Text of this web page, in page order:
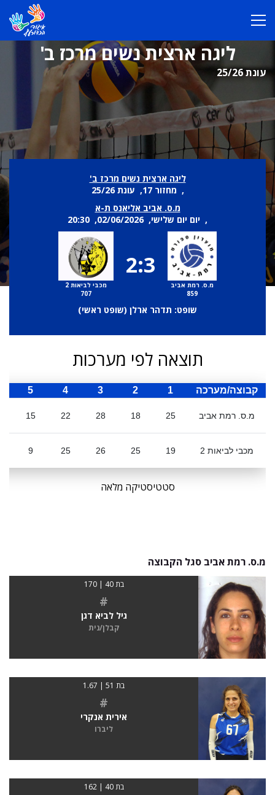
ליגה ארצית נשים מרכז ב'
עונת 25/26
ליגה ארצית נשים מרכז ב'
, מחזור 17, עונת 25/26
מ.ס. אביב אליאנס ת-א
, יום יום שלישי, 02/06/2026, 20:30
מ.ס. רמת אביב
859
2:3
מכבי לביאות 2
707
שופט: תדהר ארלן (שופט ראשי)
תוצאה לפי מערכות
קבוצה/מערכה 1
2
3
4
5
מ.ס. רמת אביב 25
18
28
22
15
מכבי לביאות 2 19
25
26
25
9
סטטיסטיקה מלאה
מ.ס. רמת אביב סגל הקבוצה
בת 40 | 170
#
גיל לביא דגן
קבלן/נית
בת 51 | 1.67
#
אירית אנקרי
ליברו
בת 40 | 162